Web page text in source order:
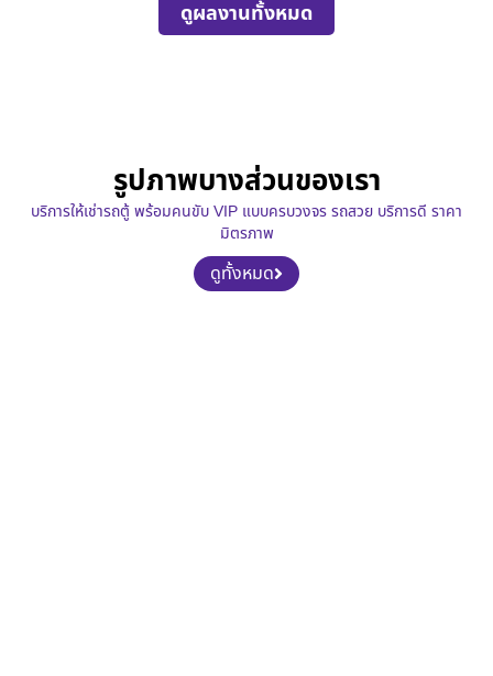
ดูผลงานทั้งหมด
รูปภาพบางส่วนของเรา
บริการให้เช่ารถตู้ พร้อมคนขับ VIP แบบครบวงจร รถสวย บริการดี ราคา
มิตรภาพ
ดูทั้งหมด